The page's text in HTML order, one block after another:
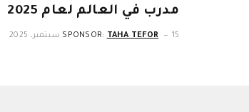
مدرب في العالم لعام 2025
SPONSOR: TAHA TEFOR 15 سبتمبر، 2025